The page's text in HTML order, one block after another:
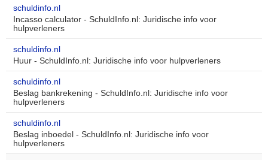
schuldinfo.nl
Incasso calculator - SchuldInfo.nl: Juridische info voor
hulpverleners
schuldinfo.nl
Huur - SchuldInfo.nl: Juridische info voor hulpverleners
schuldinfo.nl
Beslag bankrekening - SchuldInfo.nl: Juridische info voor
hulpverleners
schuldinfo.nl
Beslag inboedel - SchuldInfo.nl: Juridische info voor
hulpverleners